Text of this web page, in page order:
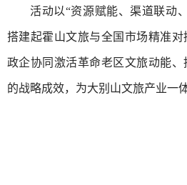
活动以“资源赋能、渠道联动
搭建起霍山文旅与全国市场精准
政企协同激活革命老区文旅动能
的战略成效，为大别山文旅产业一